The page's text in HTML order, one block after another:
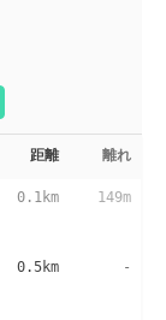
距離 離れ
0.1km 149m
0.5km -